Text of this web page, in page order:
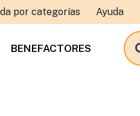
por categorías Ayuda
BENEFACTORES